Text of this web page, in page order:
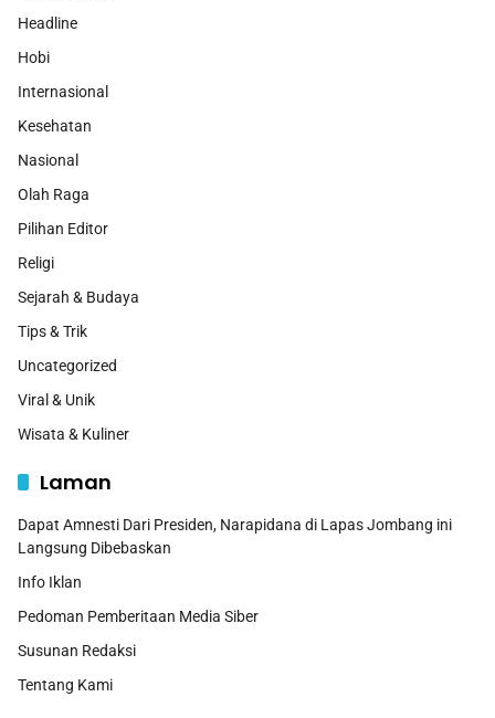
Headline
Hobi
Internasional
Kesehatan
Nasional
Olah Raga
Pilihan Editor
Religi
Sejarah & Budaya
Tips & Trik
Uncategorized
Viral & Unik
Wisata & Kuliner
Laman
Dapat Amnesti Dari Presiden, Narapidana di Lapas Jombang ini
Langsung Dibebaskan
Info Iklan
Pedoman Pemberitaan Media Siber
Susunan Redaksi
Tentang Kami